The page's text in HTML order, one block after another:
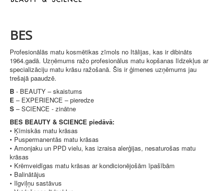
BES
Profesionālās matu kosmētikas zīmols no Itālijas, kas ir dibināts
1964.gadā. Uzņēmums ražo profesionālus matu kopšanas līdzekļus ar
specializāciju matu krāsu ražošanā. Šis ir ģimenes uzņēmums jau
trešajā paaudzē.
B - BEAUTY – skaistums
E – EXPERIENCE – pieredze
S – SCIENCE - zinātne
BES BEAUTY & SCIENCE piedāvā:
• Ķīmiskās matu krāsas
• Puspermanentās matu krāsas
• Amonjaku un PPD vielu, kas izraisa alerģijas, nesaturošas matu
krāsas
• Krēmveidīgas matu krāsas ar kondicionējošām īpašībām
• Balinātājus
• Ilgviļņu sastāvus